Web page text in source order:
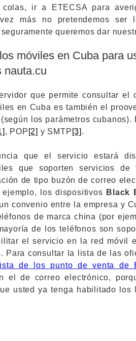
ir a ETECSA para
más no pretendemos ser
queremos dar
móviles en Cuba para
nauta.cu
que permite consultar el
en Cuba es también el
los parámetros cubanos).
, POP [2] y SMTP [3] .
que el servicio estará
que soporten servicios de
de tipo buzón de correo
los dispositivos Black
convenio entre la empresa y
de marca china (por
de los teléfonos son
el servicio en la red móvil
Para consultar la lista de las
lista de los punto de venta de
el de correo electrónico,
usted ya tenga habilitado los